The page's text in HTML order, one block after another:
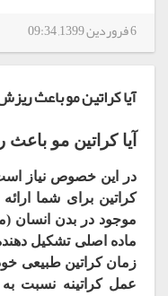
6 فروردین 1399, 09:34
آیا کراتین مو باعث
آیا کراتین مو
در این خصوص نیاز
کراتین برای شما
موجود در بدن انسان
ماده اصلی تشکیل
زمان کراتین طبیعی
عمل کراتینه نسبت